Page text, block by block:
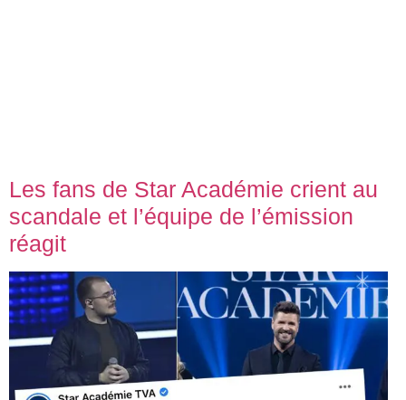
Les fans de Star Académie crient au
scandale et l’équipe de l’émission
réagit